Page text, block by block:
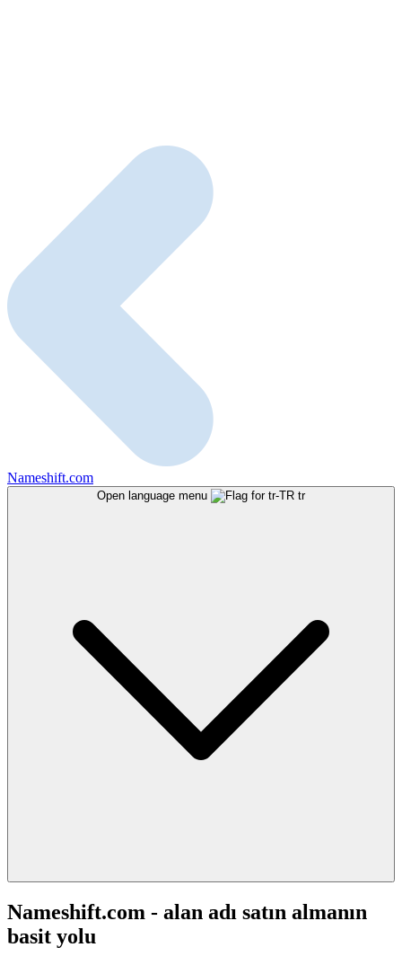
Nameshift.com
Open language menu tr
Nameshift.com - alan adı satın almanın
basit yolu